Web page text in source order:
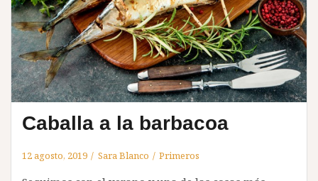
Caballa a la barbacoa
12 agosto, 2019 Sara Blanco Primeros